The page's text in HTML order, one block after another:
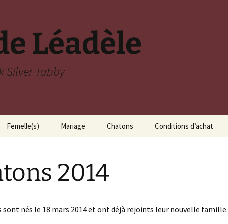
Léadèle
Silver Tabby
Femelle(s) Mariage Chatons Conditions d’achat
2014
sont nés le 18 mars 2014 et ont déjà rejoints leur nouvelle famille.